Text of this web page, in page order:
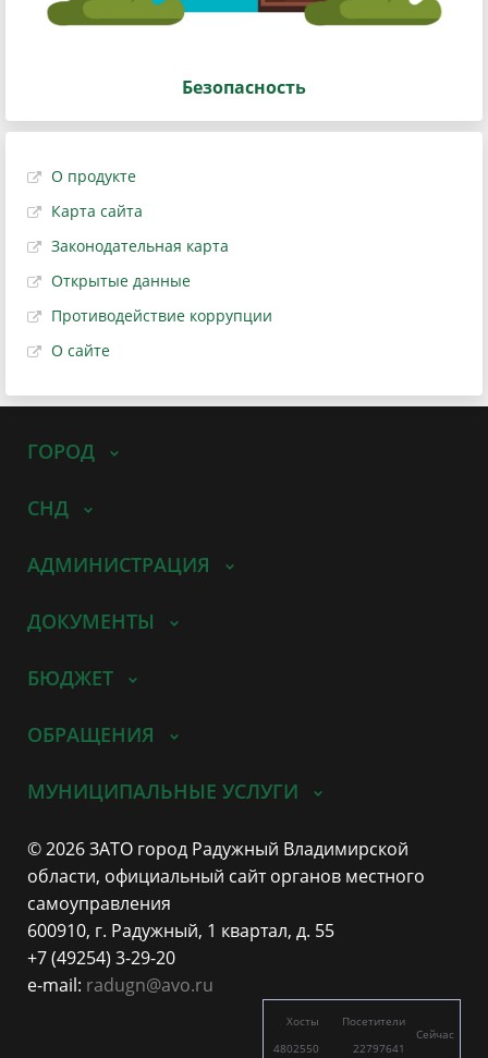
Безопасность
О продукте
Карта сайта
Законодательная карта
Открытые данные
Противодействие коррупции
О сайте
ГОРОД
СНД
АДМИНИСТРАЦИЯ
ДОКУМЕНТЫ
БЮДЖЕТ
ОБРАЩЕНИЯ
МУНИЦИПАЛЬНЫЕ УСЛУГИ
© 2026 ЗАТО город Радужный Владимирской
области, официальный сайт органов местного
самоуправления
600910, г. Радужный, 1 квартал, д. 55
+7 (49254) 3-29-20
e-mail: radugn@avo.ru
Хосты
4802550
Посетители
22797641
Сейчас